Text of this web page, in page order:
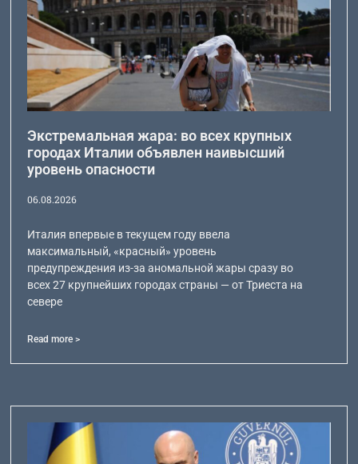
Экстремальная жара: во всех крупных
городах Италии объявлен наивысший
уровень опасности
06.08.2026
Италия впервые в текущем году ввела
максимальный, «красный» уровень
предупреждения из-за аномальной жары сразу во
всех 27 крупнейших городах страны — от Триеста на
севере
Read more >